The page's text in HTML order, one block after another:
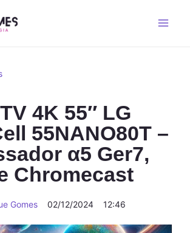
4K 55″ LG
55NANO80T –
α5 Ger7,
Chromecast
Gomes 02/12/2024 12:46